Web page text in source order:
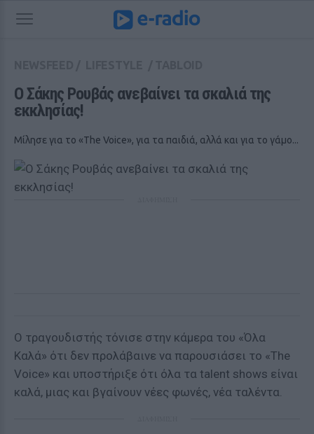
Ο Σάκης Ρουβάς ανεβαίνει τα σκαλιά της
εκκλησίας!
Μίλησε για το «The Voice», για τα παιδιά, αλλά και για το γάμο...
Ο τραγουδιστής τόνισε στην κάμερα του «Όλα
Καλά» ότι δεν προλάβαινε να παρουσιάσει το «The
Voice» και υποστήριξε ότι όλα τα talent shows είναι
καλά, μιας και βγαίνουν νέες φωνές, νέα ταλέντα.